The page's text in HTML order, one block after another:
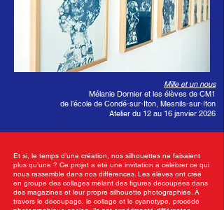
Mille et un nous
Mélanie Dornier et les élèves de CM1
de l’école de Condé-sur-Iton, Mesnils-sur-Iton
Atelier du 12 au 16 janvier 2026
Et si, le temps d’une création, nos silhouettes ne faisaient
plus qu’une ? Ce projet a été une invitation à célébrer ce qui
nous rassemble dans nos différences. Les élèves ont créé
en groupe des collages mêlant des figures découpées dans
des magazines et leur propre silhouette photographiée. À
travers le découpage, le collage et le cyanotype, procédé